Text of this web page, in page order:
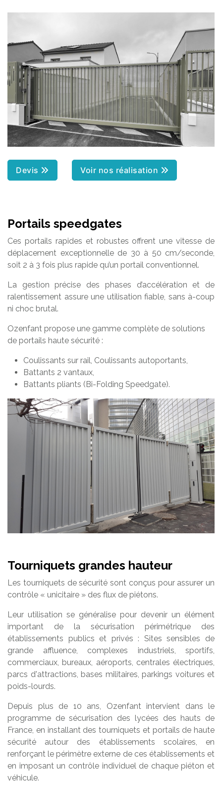
Devis Voir nos réalisation
Portails speedgates
Ces portails rapides et robustes offrent une vitesse de
déplacement exceptionnelle de 30 à 50 cm/seconde,
soit 2 à 3 fois plus rapide qu’un portail conventionnel.
La gestion précise des phases d’accélération et de
ralentissement assure une utilisation fiable, sans à-coup
ni choc brutal.
Ozenfant propose une gamme complète de solutions
de portails haute sécurité :
Coulissants sur rail, Coulissants autoportants,
Battants 2 vantaux,
Battants pliants (Bi-Folding Speedgate).
Tourniquets grandes hauteur
Les tourniquets de sécurité sont conçus pour assurer un
contrôle « unicitaire » des flux de piétons.
Leur utilisation se généralise pour devenir un élément
important de la sécurisation périmétrique des
établissements publics et privés : Sites sensibles de
grande affluence, complexes industriels, sportifs,
commerciaux, bureaux, aéroports, centrales électriques,
parcs d'attractions, bases militaires, parkings voitures et
poids-lourds.
Depuis plus de 10 ans, Ozenfant intervient dans le
programme de sécurisation des lycées des hauts de
France, en installant des tourniquets et portails de haute
sécurité autour des établissements scolaires, en
renforçant le périmètre externe de ces établissements et
en imposant un contrôle individuel de chaque piéton et
véhicule.